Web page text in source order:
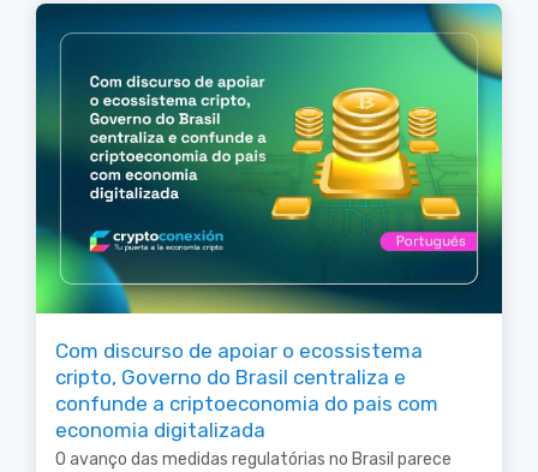
Com discurso de apoiar o ecossistema
cripto, Governo do Brasil centraliza e
confunde a criptoeconomia do pais com
economia digitalizada
O avanço das medidas regulatórias no Brasil parece